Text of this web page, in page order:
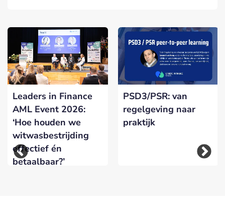
Leaders in Finance
AML Event 2026:
‘Hoe houden we
witwasbestrijding
effectief én
betaalbaar?’
PSD3/PSR: van
regelgeving naar
praktijk